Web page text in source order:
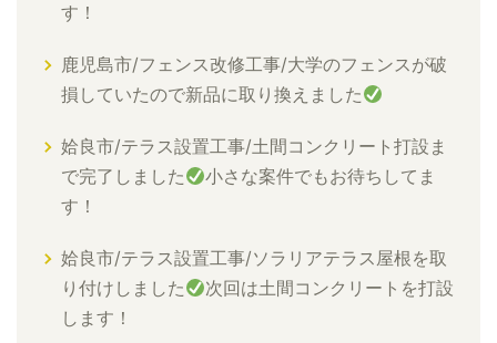
す！
鹿児島市/フェンス改修工事/大学のフェンスが破
損していたので新品に取り換えました
姶良市/テラス設置工事/土間コンクリート打設ま
で完了しました
小さな案件でもお待ちしてま
す！
姶良市/テラス設置工事/ソラリアテラス屋根を取
り付けしました
次回は土間コンクリートを打設
します！